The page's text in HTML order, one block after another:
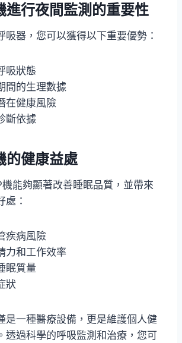
進行夜間監測的重要性
吸器，您可以獲得以下重要優勢：
吸狀態
間的生理數據
在健康風險
斷依據
的健康益處
能夠顯著改善睡眠品質，並帶來
處：
疾病風險
力和工作效率
眠質量
狀
是一種醫療設備，更是維護個人健
透過科學的呼吸監測和治療，您可